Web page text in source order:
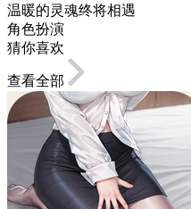
温暖的灵魂终将相遇
角色扮演
猜你喜欢
查看全部